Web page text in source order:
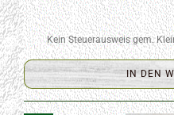
Kein Steuerausweis gem.
IN DEN